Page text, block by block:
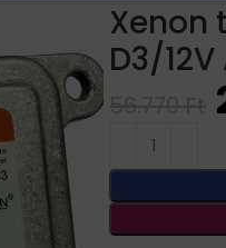
Xenon
D3/12V